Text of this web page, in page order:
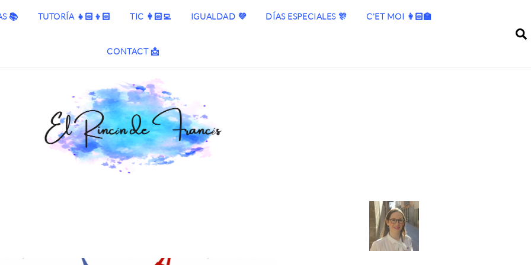
📚 TUTORÍA 👧🏻👦🏻 TIC 👩🏻‍💻 IGUALDAD 💜 DÍAS ESPECIALES 🎊 C’ET MOI 👩🏻‍🏫
CONTACT 📩